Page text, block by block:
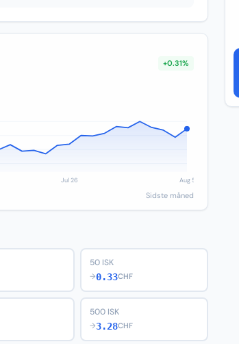
+0.31%
Sidste måned
50 ISK
→0.33CHF
500 ISK
→3.28CHF